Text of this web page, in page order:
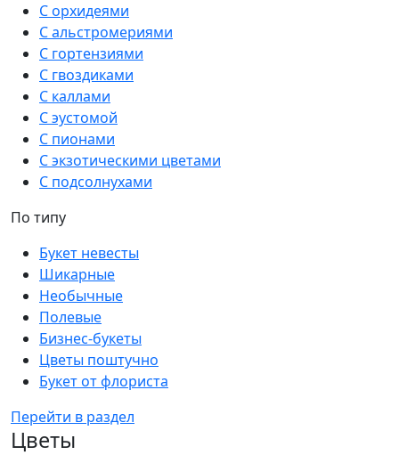
С орхидеями
С альстромериями
С гортензиями
С гвоздиками
С каллами
С эустомой
С пионами
С экзотическими цветами
С подсолнухами
По типу
Букет невесты
Шикарные
Необычные
Полевые
Бизнес-букеты
Цветы поштучно
Букет от флориста
Перейти в раздел
Цветы